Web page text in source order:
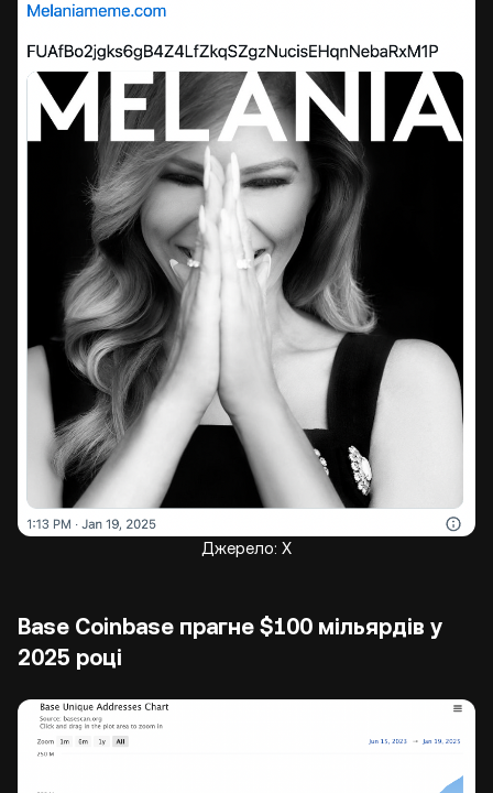
Джерело: X
Base Coinbase прагне $100 мільярдів у
2025 році